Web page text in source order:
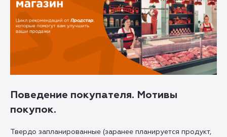
Поведение покупателя. Мотивы
покупок.
Твердо запланированные (заранее планируется продукт,